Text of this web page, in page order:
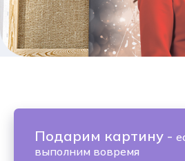
Подарим картину -
выполним вовремя